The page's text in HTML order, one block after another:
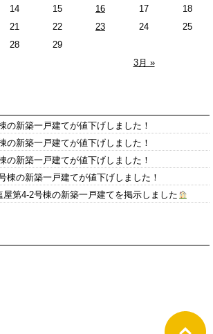
3月 »
14 15 16 17
18
21 22 23 24
25
28 29
の新築一戸建てが値下げしました！
の新築一戸建てが値下げしました！
の新築一戸建てが値下げしました！
棟の新築一戸建てが値下げしました！
第4-2号棟の新築一戸建てを掲示しました